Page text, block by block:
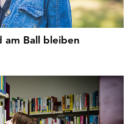
am Ball bleiben